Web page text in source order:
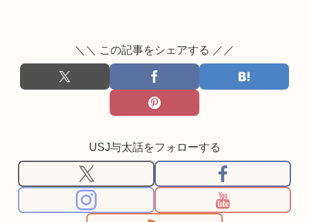
＼＼ この記事をシェアする ／／
USJ与太話をフォローする